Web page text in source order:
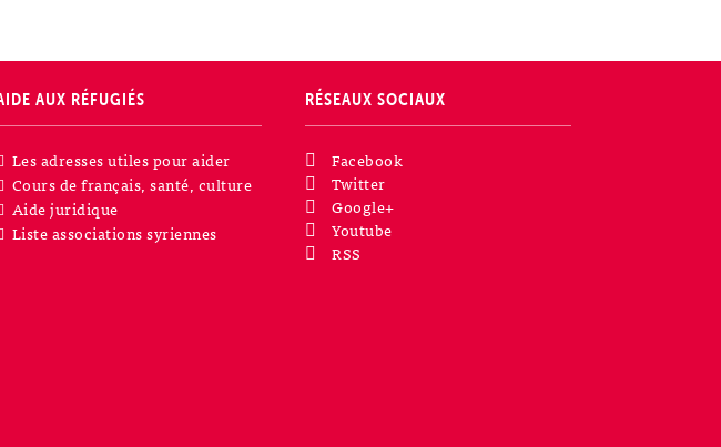
AUX RÉFUGIÉS
Les adresses utiles pour aider
Cours de français, santé, culture
Aide juridique
Liste associations syriennes
RÉSEAUX SOCIAUX
Facebook
Twitter
Google+
Youtube
RSS